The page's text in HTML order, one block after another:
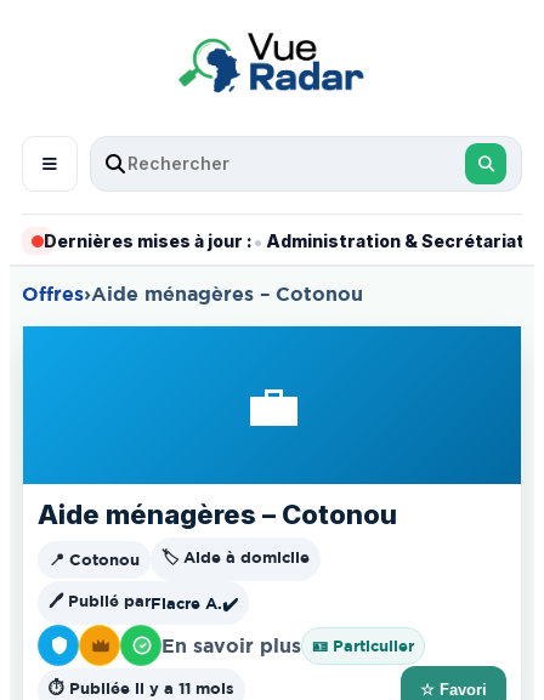
Dernières mises à jour :• Administration & Secrétariat
Offres›Aide ménagères – Cotonou
💼
Aide ménagères – Cotonou
📍 Cotonou 🏷️ Aide à domicile
🖊️ Publié parFiacre A.✔️
En savoir plus 🪪 Particulier
⏱️ Publiée il y a 11 mois ☆ Favori